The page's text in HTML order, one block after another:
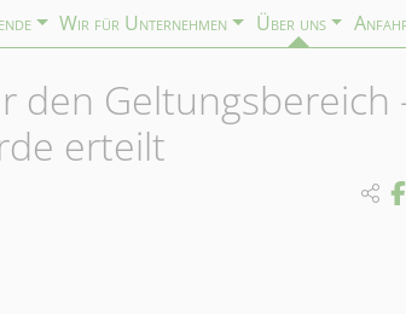
Wir für Unternehmen Über uns
den Geltungsbereich
erteilt